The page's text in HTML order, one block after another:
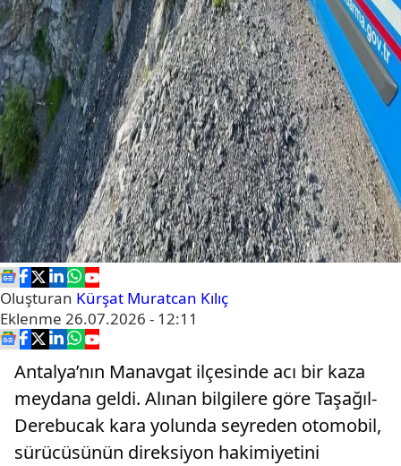
Oluşturan Kürşat Muratcan Kılıç
Eklenme 26.07.2026 - 12:11
Antalya’nın Manavgat ilçesinde acı bir kaza
meydana geldi. Alınan bilgilere göre Taşağıl-
Derebucak kara yolunda seyreden otomobil,
sürücüsünün direksiyon hakimiyetini